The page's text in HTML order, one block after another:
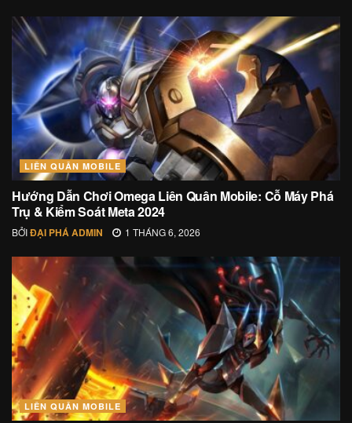
LIÊN QUÂN MOBILE
Hướng Dẫn Chơi Omega Liên Quân Mobile: Cỗ Máy Phá
Trụ & Kiểm Soát Meta 2024
BỞIĐẠI PHÁ ADMIN 1 THÁNG 6, 2026
LIÊN QUÂN MOBILE